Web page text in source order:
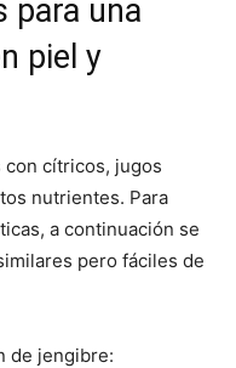
para una
piel y
con cítricos, jugos
nutrientes. Para
a continuación se
pero fáciles de
de jengibre: